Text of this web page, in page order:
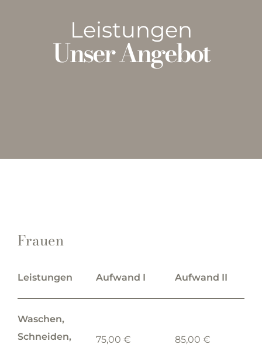
Leistungen
Unser Angebot
Frauen
Leistungen Aufwand I Aufwand II
Waschen,
Schneiden,
75,00 € 85,00 €